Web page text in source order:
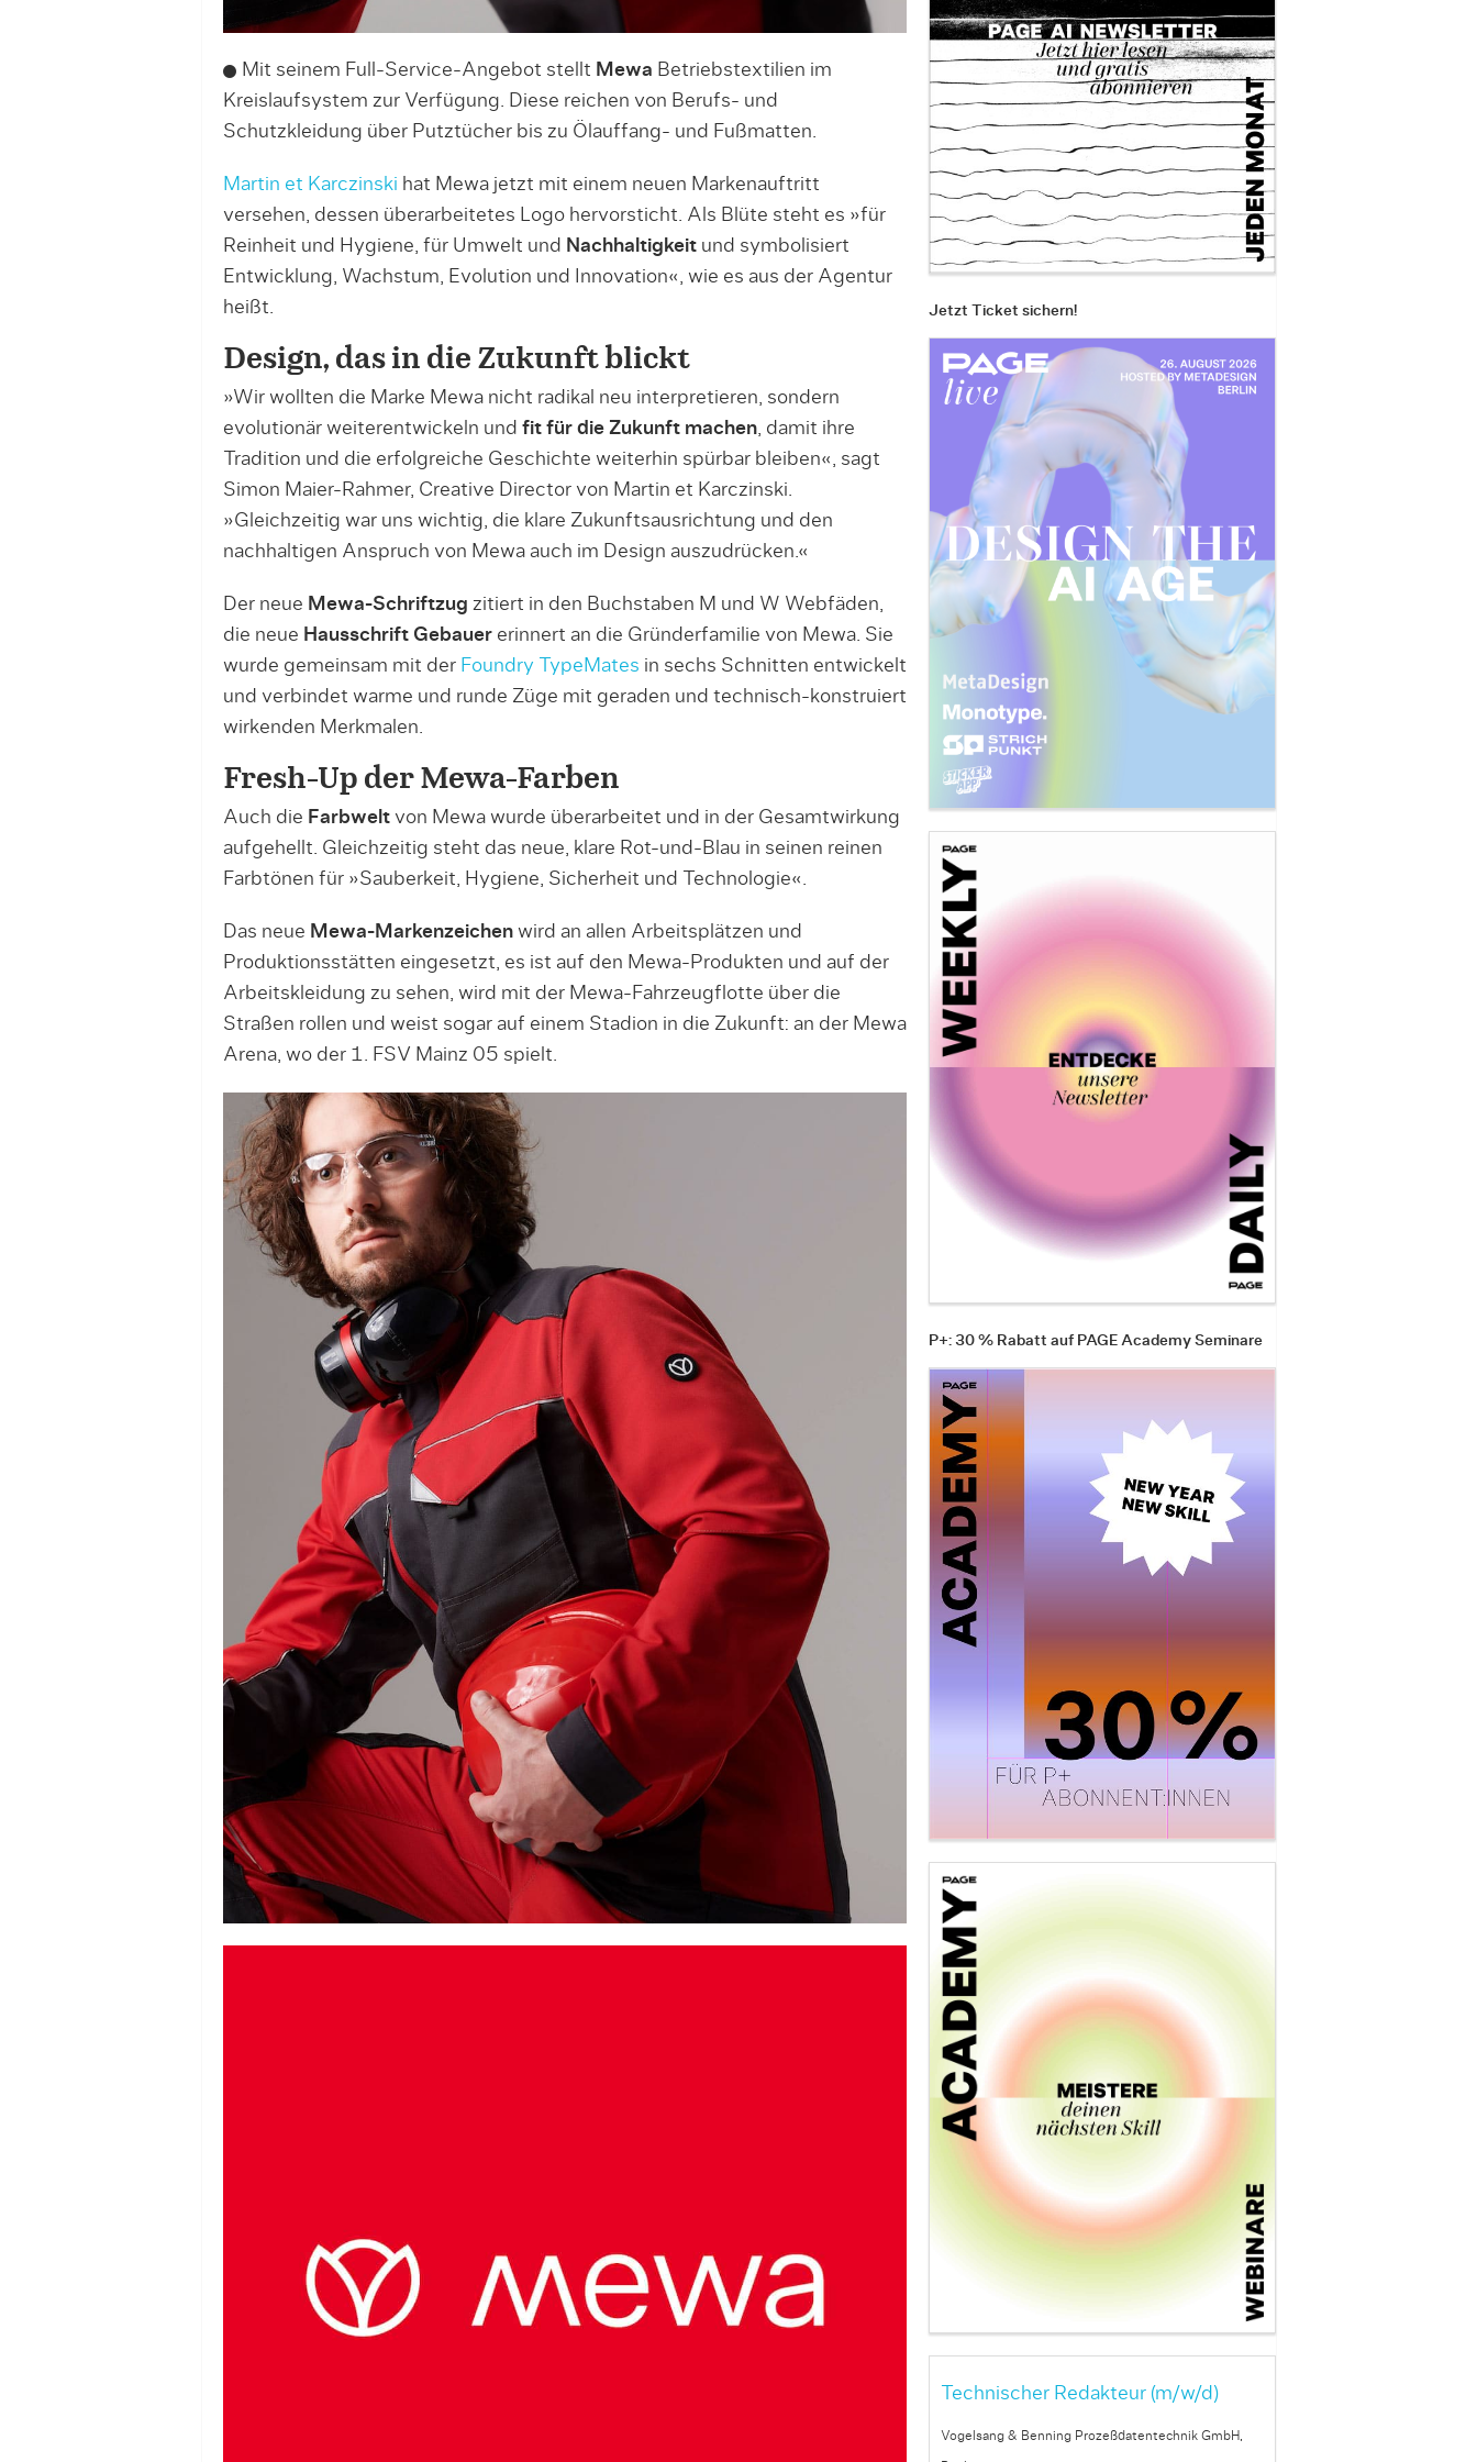
Mit seinem Full-Service-Angebot stellt Mewa Betriebstextilien im
Kreislaufsystem zur Verfügung. Diese reichen von Berufs- und
Schutzkleidung über Putztücher bis zu Ölauffang- und Fußmatten.
Martin et Karczinski hat Mewa jetzt mit einem neuen Markenauftritt
versehen, dessen überarbeitetes Logo hervorsticht. Als Blüte steht es »für
Reinheit und Hygiene, für Umwelt und Nachhaltigkeitund symbolisiert
Entwicklung, Wachstum, Evolution und Innovation«, wie es aus der Agentur
heißt.
Design, das in die Zukunft blickt
»Wir wollten die Marke Mewa nicht radikal neu interpretieren, sondern
evolutionär weiterentwickeln und fit für die Zukunft machen, damit ihre
Tradition und die erfolgreiche Geschichte weiterhin spürbar bleiben«, sagt
Simon Maier-Rahmer, Creative Director von Martin et Karczinski.
»Gleichzeitig war uns wichtig, die klare Zukunftsausrichtung und den
nachhaltigen Anspruch von Mewa auch im Design auszudrücken.«
Der neue Mewa-Schriftzug zitiert in den Buchstaben M und W Webfäden,
die neue Hausschrift Gebauererinnert an die Gründerfamilie von Mewa. Sie
wurde gemeinsam mit der Foundry TypeMates in sechs Schnitten entwickelt
und verbindet warme und runde Züge mit geraden und technisch-konstruiert
wirkenden Merkmalen.
Fresh-Up der Mewa-Farben
Auch die Farbweltvon Mewa wurde überarbeitet und in der Gesamtwirkung
aufgehellt. Gleichzeitig steht das neue, klare Rot-und-Blau in seinen reinen
Farbtönen für »Sauberkeit, Hygiene, Sicherheit und Technologie«.
Das neue Mewa-Markenzeichenwird an allen Arbeitsplätzen und
Produktionsstätten eingesetzt, es ist auf den Mewa-Produkten und auf der
Arbeitskleidung zu sehen, wird mit der Mewa-Fahrzeugflotte über die
Straßen rollen und weist sogar auf einem Stadion in die Zukunft: an der Mewa
Arena, wo der 1. FSV Mainz 05 spielt.
Jetzt Ticket sichern!
P+: 30 % Rabatt auf PAGE Academy Seminare
Technischer Redakteur (m/w/d)
Vogelsang & Benning Prozeßdatentechnik GmbH,